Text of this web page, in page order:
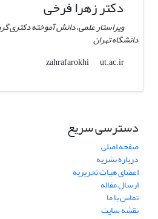
دکتر زهرا فرخی
ویراستار علمی، دانش آموخته دکتری
دانشگاه تهران
zahrafarokhi
ut.ac.ir
دسترسی سریع
صفحه اصلی
درباره نشریه
اعضای هیات تحریریه
ارسال مقاله
تماس با ما
نقشه سایت